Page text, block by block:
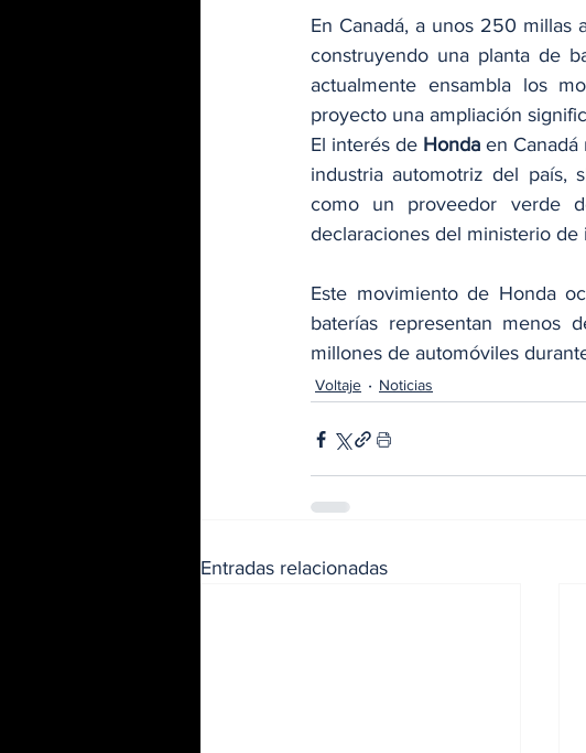
En Canadá, a unos 250 millas
construyendo una planta de
actualmente ensambla los
proyecto una ampliación
El interés de Honda en Canadá
industria automotriz del país,
como un proveedor verde
declaraciones del ministerio de
Este movimiento de Honda
baterías representan menos
millones de automóviles
Voltaje Noticias
Entradas relacionadas